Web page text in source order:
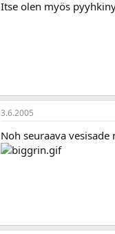
Itse olen myös
3.6.2005
Noh seuraava